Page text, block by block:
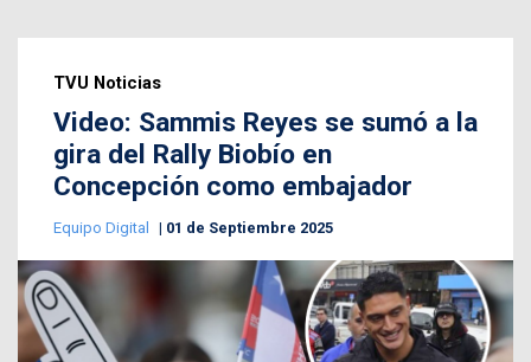
TVU Noticias
Video: Sammis Reyes se sumó a la
gira del Rally Biobío en
Concepción como embajador
Equipo Digital 01 de Septiembre 2025